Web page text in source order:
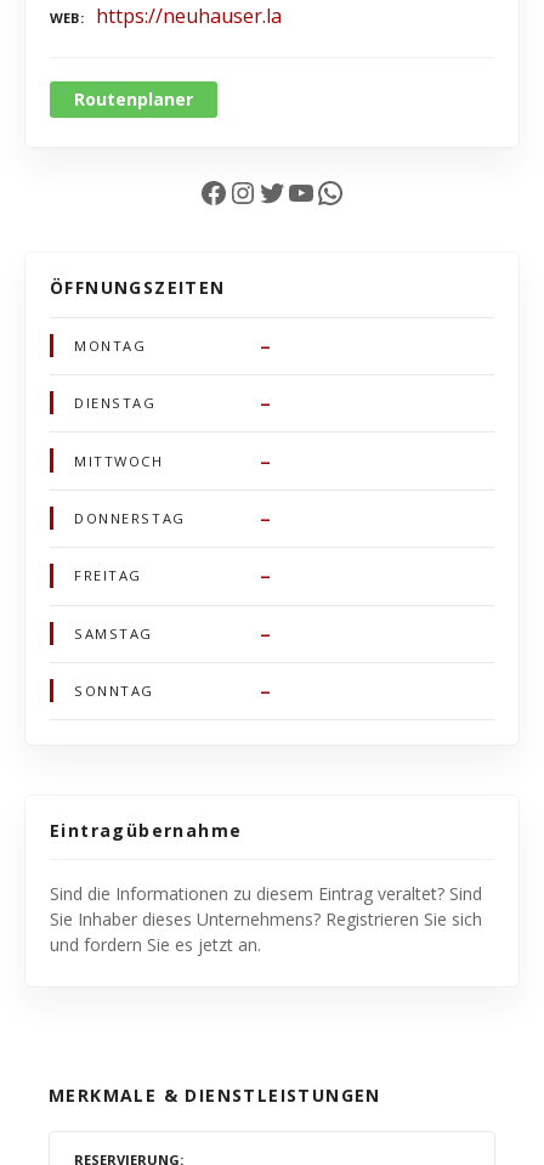
WEB https://neuhauser.la
Routenplaner
Facebook InstagramTwitter YouTube WhatsApp
ÖFFNUNGSZEITEN
MONTAG –
DIENSTAG –
MITTWOCH –
DONNERSTAG –
FREITAG –
SAMSTAG –
SONNTAG –
Eintragübernahme
Sind die Informationen zu diesem Eintrag veraltet? Sind
Sie Inhaber dieses Unternehmens? Registrieren Sie sich
und fordern Sie es jetzt an.
MERKMALE & DIENSTLEISTUNGEN
RESERVIERUNG